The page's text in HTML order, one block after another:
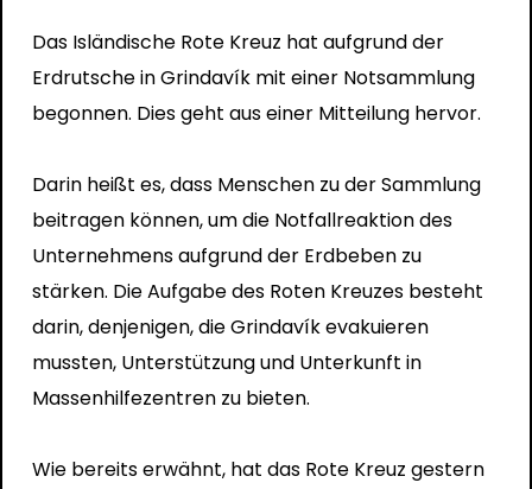
Das Isländische Rote Kreuz hat aufgrund der
Erdrutsche in Grindavík mit einer Notsammlung
begonnen. Dies geht aus einer Mitteilung hervor.
Darin heißt es, dass Menschen zu der Sammlung
beitragen können, um die Notfallreaktion des
Unternehmens aufgrund der Erdbeben zu
stärken. Die Aufgabe des Roten Kreuzes besteht
darin, denjenigen, die Grindavík evakuieren
mussten, Unterstützung und Unterkunft in
Massenhilfezentren zu bieten.
Wie bereits erwähnt, hat das Rote Kreuz gestern